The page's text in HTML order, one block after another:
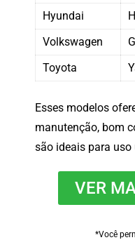
Hyundai
Volkswagen
Toyota
Esses modelos
manutenção, bom
são ideais para uso
VER
*Você